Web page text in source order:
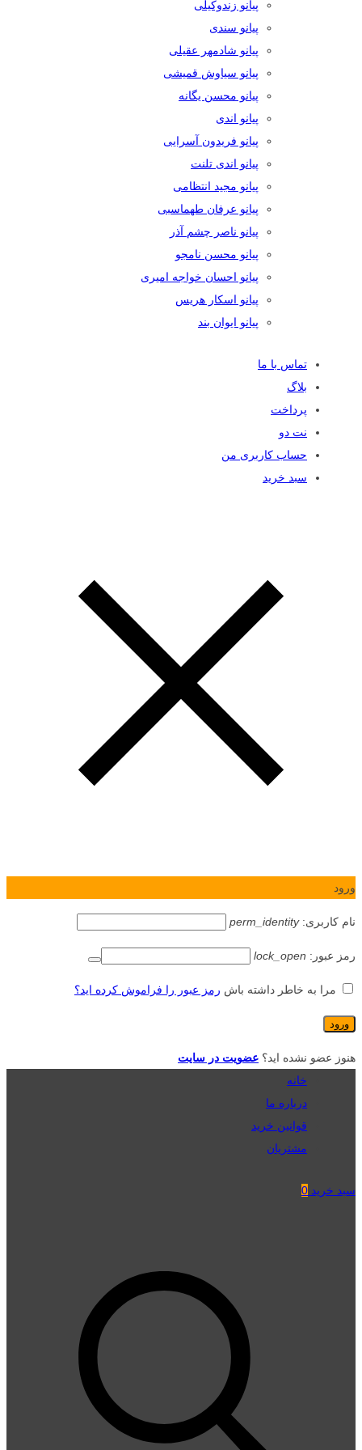
پیانو زندوکیلی
پیانو سندی
پیانو شادمهر عقیلی
پیانو سیاوش قمیشی
پیانو محسن یگانه
پیانو اندی
پیانو فریدون آسرایی
پیانو اندی تلنت
پیانو مجید انتظامی
پیانو عرفان طهماسبی
پیانو ناصر چشم آذر
پیانو محسن نامجو
پیانو احسان خواجه امیری
پیانو اسکار هریس
پیانو ایوان بند
تماس با ما
بلاگ
پرداخت
نت دو
حساب کاربری من
سبد خرید
ورود
نام کاربری:perm_identity
رمز عبور: lock_open
مرا به خاطر داشته باش رمز عبور را فراموش کرده اید؟
هنوز عضو نشده اید؟ عضویت در سایت
خانه
درباره ما
قوانین خرید
مشتریان
سبد خرید 0